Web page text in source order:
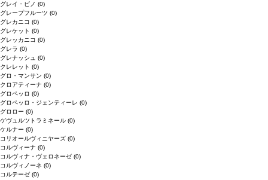
グレイ・ピノ (0)
グレープフルーツ (0)
グレカニコ (0)
グレケット (0)
グレッカニコ (0)
グレラ (0)
グレナッシュ (0)
クレレット (0)
グロ・マンサン (0)
クロアティーナ (0)
グロペッロ (0)
グロペッロ・ジェンティーレ (0)
グロロー (0)
ゲヴュルツトラミネール (0)
ケルナー (0)
コリオールヴィニヤーズ (0)
コルヴィーナ (0)
コルヴィナ・ヴェロネーゼ (0)
コルヴィノーネ (0)
コルテーゼ (0)